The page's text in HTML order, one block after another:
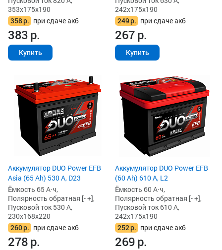
353x175x190
358р. при сдаче акб
383р.
Купить
242x175x190
249р. при сдаче акб
267р.
Купить
Аккумулятор DUO Power EFB
Asia (65 Ah) 530 А, D23
Ёмкость 65 А·ч,
Полярность обратная [- +],
Пусковой ток 530 А,
230x168x220
260р. при сдаче акб
278р.
Аккумулятор DUO Power EFB
(60 Ah) 610 А, L2
Ёмкость 60 А·ч,
Полярность обратная [- +],
Пусковой ток 610 А,
242x175x190
252р. при сдаче акб
269р.